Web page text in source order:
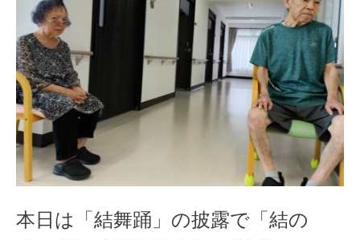
本日は「結舞踊」の披露で「結の